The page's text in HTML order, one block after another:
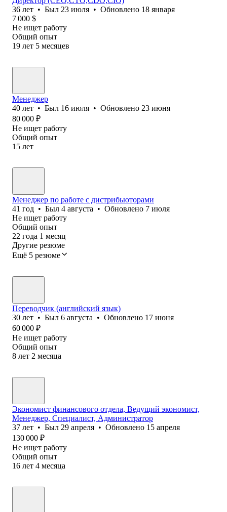
36 лет • Был 23 июля • Обновлено 18 января
7 000 $
Не ищет работу
Общий опыт
19 лет 5 месяцев
Менеджер
40 лет • Был 16 июля • Обновлено 23 июня
80 000 ₽
Не ищет работу
Общий опыт
15 лет
Менеджер по работе с дистрибьюторами
41 год • Был 4 августа • Обновлено 7 июля
Не ищет работу
Общий опыт
22 года 1 месяц
Другие резюме
Ещё 5 резюме
Переводчик (английский язык)
30 лет • Был 6 августа • Обновлено 17 июня
60 000 ₽
Не ищет работу
Общий опыт
8 лет 2 месяца
Экономист финансового отдела, Ведущий экономист,
Менеджер, Специалист, Администратор
37 лет • Был 29 апреля • Обновлено 15 апреля
130 000 ₽
Не ищет работу
Общий опыт
16 лет 4 месяца